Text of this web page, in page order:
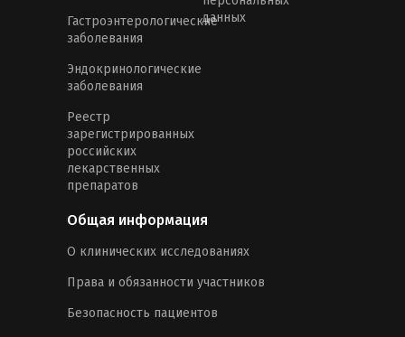
Гастроэнтерологические
заболевания
Эндокринологические
заболевания
Реестр
зарегистрированных
российских
лекарственных
препаратов
данных
Общая информация
О клинических исследованиях
Права и обязанности участников
Безопасность пациентов